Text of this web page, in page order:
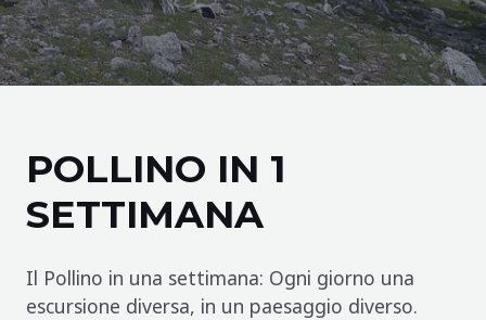
POLLINO IN 1
SETTIMANA
Il Pollino in una settimana: Ogni giorno una
escursione diversa, in un paesaggio diverso.